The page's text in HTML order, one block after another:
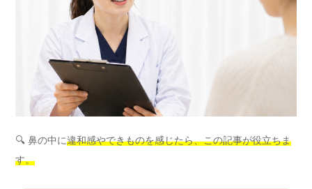
🔍 鼻の中に違和感やできものを感じたら、この記事が役立ちま
す。